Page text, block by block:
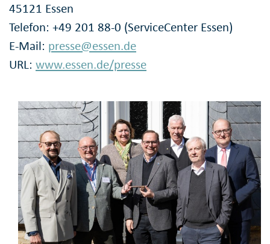
45121 Essen
Telefon: +49 201 88-0 (ServiceCenter Essen)
E-Mail: presse@essen.de
URL: www.essen.de/presse